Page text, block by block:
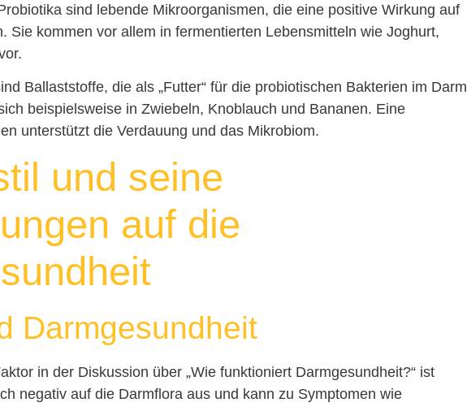
sind lebende Mikroorganismen, die eine positive Wirkung auf
Sie kommen vor allem in fermentierten Lebensmitteln wie Joghurt,
Ballaststoffe, die als „Futter“ für die probiotischen Bakterien im Darm
beispielsweise in Zwiebeln, Knoblauch und Bananen. Eine
unterstützt die Verdauung und das Mikrobiom.
und seine
auf die
Darmgesundheit
in der Diskussion über „Wie funktioniert Darmgesundheit?“ ist
negativ auf die Darmflora aus und kann zu Symptomen wie